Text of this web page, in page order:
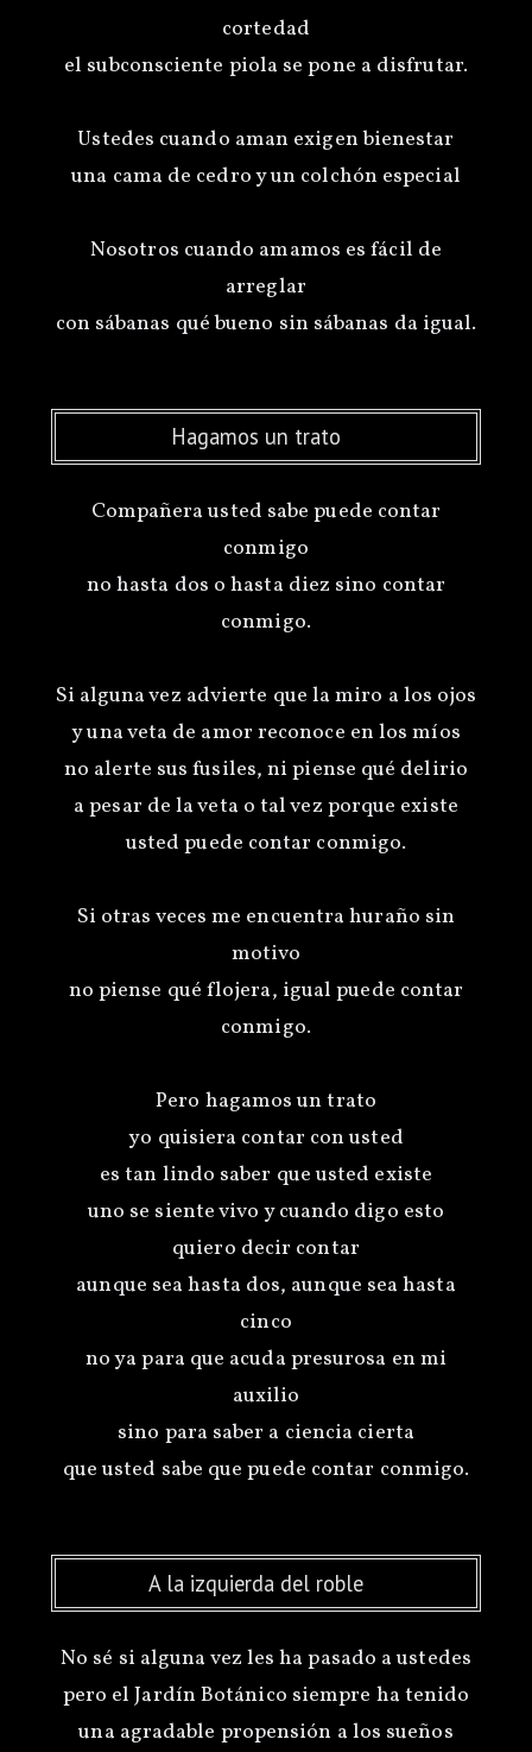
cortedad
el subconsciente piola se pone a disfrutar.
Ustedes cuando aman exigen bienestar
una cama de cedro y un colchón especial
Nosotros cuando amamos es fácil de
arreglar
Hagamos un trato
Compañera usted sabe puede contar
conmigo
no hasta dos o hasta diez sino contar
conmigo.
Si alguna vez advierte que la miro a los ojos
y una veta de amor reconoce en los míos
no alerte sus fusiles, ni piense qué delirio
a pesar de la veta o tal vez porque existe
usted puede contar conmigo.
Si otras veces me encuentra huraño sin
motivo
no piense qué flojera, igual puede contar
conmigo.
Pero hagamos un trato
yo quisiera contar con usted
es tan lindo saber que usted existe
uno se siente vivo y cuando digo esto
quiero decir contar
aunque sea hasta dos, aunque sea hasta
cinco
no ya para que acuda presurosa en mi
auxilio
sino para saber a ciencia cierta
A la izquierda del roble
No sé si alguna vez les ha pasado a ustedes
pero el Jardín Botánico siempre ha tenido
una agradable propensión a los sueños